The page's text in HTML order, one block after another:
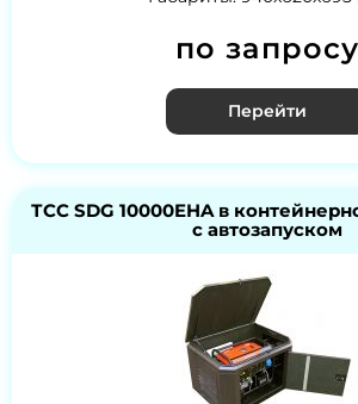
по запросу
Перейти
ТСС SDG 10000EHA в
с автозапуском